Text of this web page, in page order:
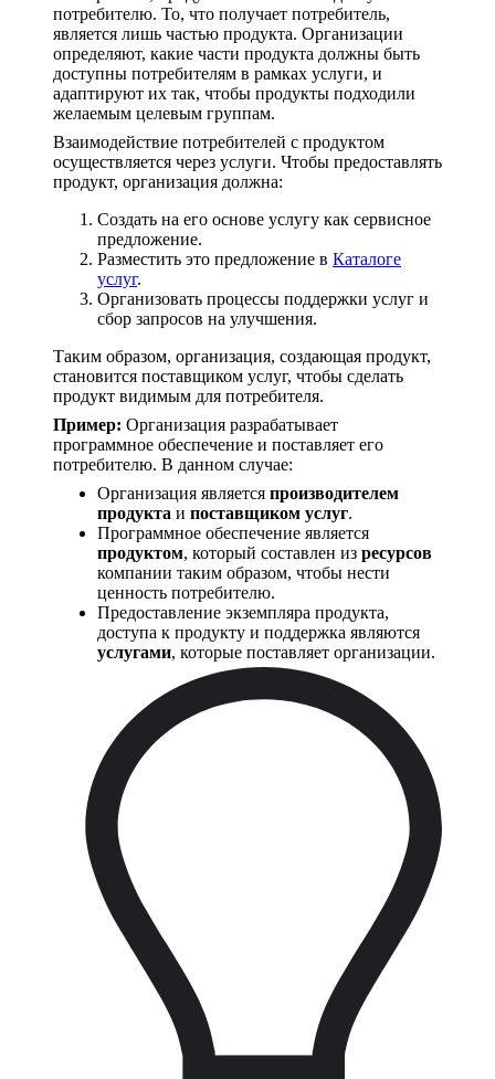
потребителю. То, что получает потребитель,
является лишь частью продукта. Организации
определяют, какие части продукта должны быть
доступны потребителям в рамках услуги, и
адаптируют их так, чтобы продукты подходили
желаемым целевым группам.
Взаимодействие потребителей с продуктом
осуществляется через услуги. Чтобы предоставлять
продукт, организация должна:
Создать на его основе услугу как сервисное
предложение.
Разместить это предложение в Каталоге
услуг.
Организовать процессы поддержки услуг и
сбор запросов на улучшения.
Таким образом, организация, создающая продукт,
становится поставщиком услуг, чтобы сделать
продукт видимым для потребителя.
Пример: Организация разрабатывает
программное обеспечение и поставляет его
потребителю. В данном случае:
Организация является производителем
продукта и поставщиком услуг.
Программное обеспечение является
продуктом, который составлен из ресурсов
компании таким образом, чтобы нести
ценность потребителю.
Предоставление экземпляра продукта,
доступа к продукту и поддержка являются
услугами, которые поставляет организации.